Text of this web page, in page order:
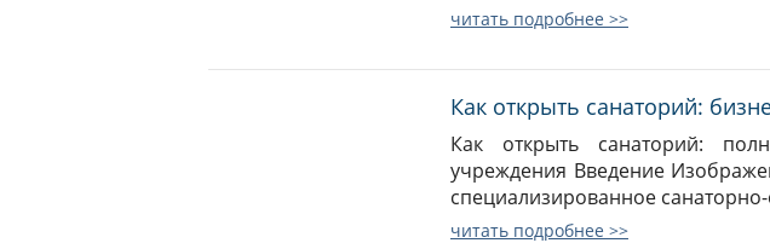
читать подробнее >>
Как открыть санаторий:
Как открыть санаторий:
учреждения Введение
специализированное
читать подробнее >>